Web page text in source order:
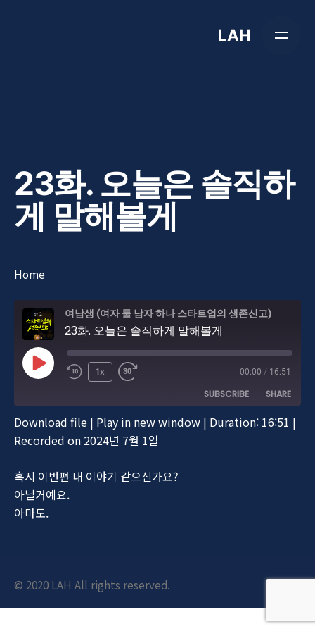
LAH
23화. 오늘은 솔직하
게 말해볼게
Home
여남생 (여자 둘 남자 하나 스타트업의 생존신고)
23화. 오늘은 솔직하게 말해볼게
Play
Episode
1x 00:00 / 16:51
SUBSCRIBE SHARE
RSS FEED
SHARE
EMBED
Download file | Play in new window | Duration: 16:51 |
Recorded on 2024년 7월 1일
혹시 이번편 내 이야기 같으신가요?
아닐거예요.
아마도.
© 2020 LAH All rights reserved.